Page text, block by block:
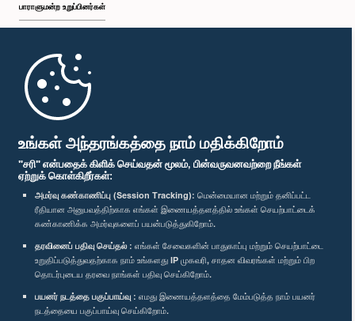
உங்கள் அந்தரங்கத்தை நாம் மதிக்கிறோம்
"சரி" என்பதைக் கிளிக் செய்வதன் மூலம், பின்வருவனவற்றை நீங்கள்
ஏற்றுக் கொள்கிறீர்கள்:
அமர்வு கண்காணிப்பு (Session Tracking): மென்மையான மற்றும் தனிப்பட்ட
ரீதியான அனுபவத்திற்காக எங்கள் இணையத்தளத்தில் உங்கள் செயற்பாட்டைக்
கண்காணிக்க அமர்வுகளைப் பயன்படுத்துகிறோம்.
தரவினைப் பதிவு செய்தல் : எங்கள் சேவைகளின் பாதுகாப்பு மற்றும் செயற்பாட்டை
உறுதிப்படுத்துவதற்காக நாம் உங்களது IP முகவரி, சாதன விவரங்கள் மற்றும் பிற
தொடர்புடைய தரவை நாங்கள் பதிவு செய்கிறோம்.
பயனர் நடத்தை பகுப்பாய்வு : எமது இணையத்தளத்தை மேம்படுத்த நாம் பயனர்
நடத்தையை பகுப்பாய்வு செய்கிறோம்.
பாராளுமன்ற உறுப்பினர்கள்
முதற்பக்கம்
பாராளுமன்ற கையடக்க செயலி
எம்மை பின்தொடர்க :
விருதுகள்
தனியுரிமைக் கொள்கை